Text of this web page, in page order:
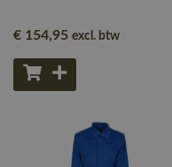
€ 154,95 excl. btw